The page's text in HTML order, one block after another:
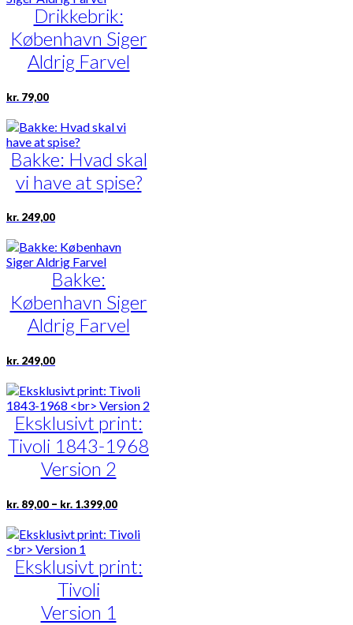
Drikkebrik:
København Siger
Aldrig Farvel
kr. 79,00
Bakke: Hvad skal
vi have at spise?
kr. 249,00
Bakke:
København Siger
Aldrig Farvel
kr. 249,00
Eksklusivt print:
Tivoli 1843-1968
Version 2
kr. 89,00 – kr. 1.399,00Prisinterval:
til
kr. 1.399,00
Dette
har
varianter.
Mulighederne
Eksklusivt print:
Tivoli
Version 1